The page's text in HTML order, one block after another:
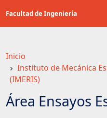
contenido
Facultad de Ingeniería
Inicio
Instituto de Mecánica
(IMERIS)
Área Ensayos